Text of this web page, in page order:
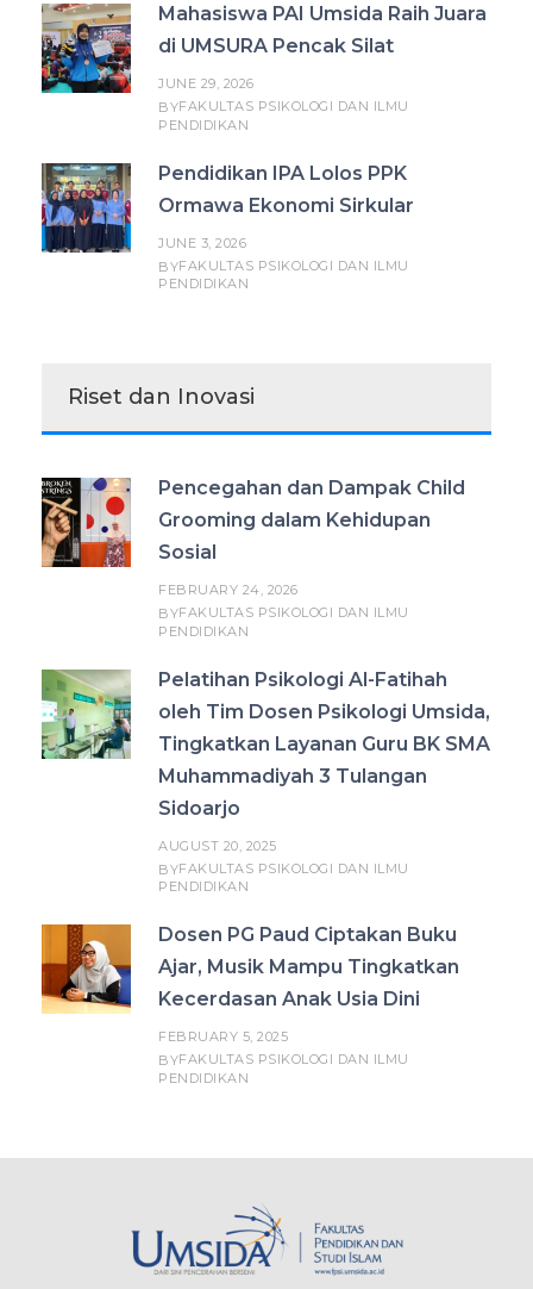
Mahasiswa PAI Umsida Raih Juara
di UMSURA Pencak Silat
JUNE 29, 2026
BYFAKULTAS PSIKOLOGI DAN ILMU
PENDIDIKAN
Pendidikan IPA Lolos PPK
Ormawa Ekonomi Sirkular
JUNE 3, 2026
BYFAKULTAS PSIKOLOGI DAN ILMU
PENDIDIKAN
Riset dan Inovasi
Pencegahan dan Dampak Child
Grooming dalam Kehidupan
Sosial
FEBRUARY 24, 2026
BYFAKULTAS PSIKOLOGI DAN ILMU
PENDIDIKAN
Pelatihan Psikologi Al-Fatihah
oleh Tim Dosen Psikologi Umsida,
Tingkatkan Layanan Guru BK SMA
Muhammadiyah 3 Tulangan
Sidoarjo
AUGUST 20, 2025
BYFAKULTAS PSIKOLOGI DAN ILMU
PENDIDIKAN
Dosen PG Paud Ciptakan Buku
Ajar, Musik Mampu Tingkatkan
Kecerdasan Anak Usia Dini
FEBRUARY 5, 2025
BYFAKULTAS PSIKOLOGI DAN ILMU
PENDIDIKAN